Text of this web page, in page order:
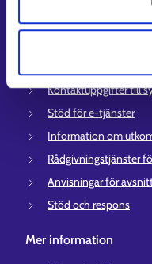
Information och
Kontaktuppgifter till
Stöd för e-tjänster
Information om
Rådgivningstjänster
Anvisningar för
Stöd och respons
Mer information